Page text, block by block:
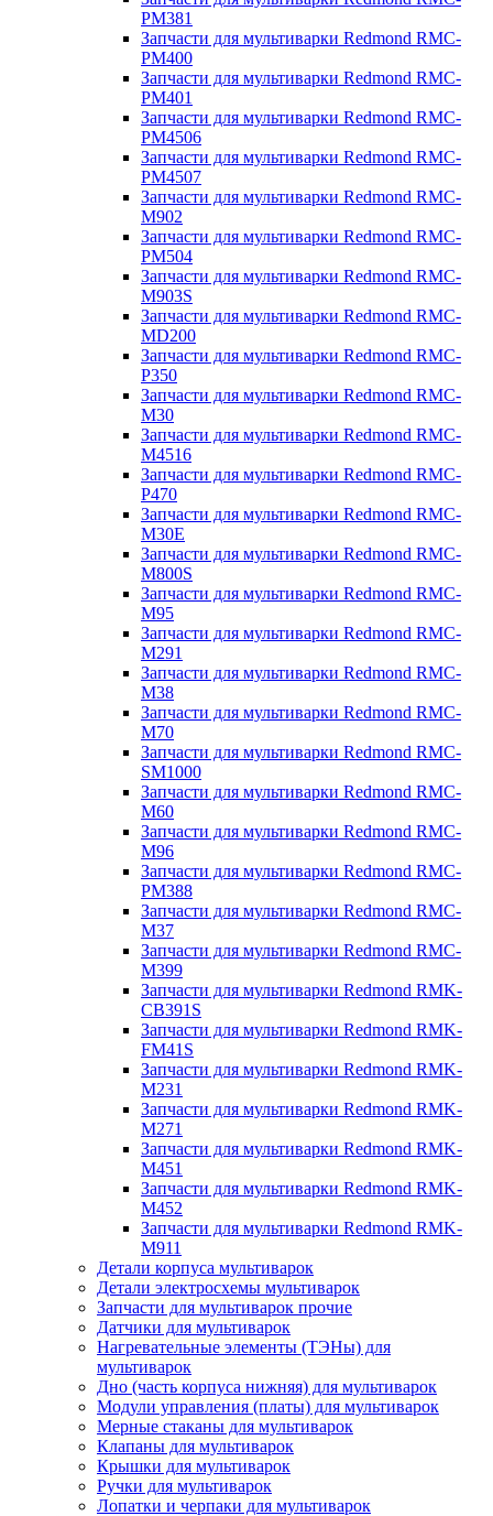
PM381
Запчасти для мультиварки Redmond RMC-
PM400
Запчасти для мультиварки Redmond RMC-
PM401
Запчасти для мультиварки Redmond RMC-
PM4506
Запчасти для мультиварки Redmond RMC-
PM4507
Запчасти для мультиварки Redmond RMC-
M902
Запчасти для мультиварки Redmond RMC-
PM504
Запчасти для мультиварки Redmond RMC-
M903S
Запчасти для мультиварки Redmond RMC-
MD200
Запчасти для мультиварки Redmond RMC-
P350
Запчасти для мультиварки Redmond RMC-
M30
Запчасти для мультиварки Redmond RMC-
M4516
Запчасти для мультиварки Redmond RMC-
P470
Запчасти для мультиварки Redmond RMC-
M30E
Запчасти для мультиварки Redmond RMC-
M800S
Запчасти для мультиварки Redmond RMC-
M95
Запчасти для мультиварки Redmond RMC-
M291
Запчасти для мультиварки Redmond RMC-
M38
Запчасти для мультиварки Redmond RMC-
M70
Запчасти для мультиварки Redmond RMC-
SM1000
Запчасти для мультиварки Redmond RMC-
M60
Запчасти для мультиварки Redmond RMC-
M96
Запчасти для мультиварки Redmond RMC-
PM388
Запчасти для мультиварки Redmond RMC-
M37
Запчасти для мультиварки Redmond RMC-
M399
Запчасти для мультиварки Redmond RMK-
CB391S
Запчасти для мультиварки Redmond RMK-
FM41S
Запчасти для мультиварки Redmond RMK-
M231
Запчасти для мультиварки Redmond RMK-
M271
Запчасти для мультиварки Redmond RMK-
M451
Запчасти для мультиварки Redmond RMK-
M452
Запчасти для мультиварки Redmond RMK-
M911
Детали корпуса мультиварок
Детали электросхемы мультиварок
Запчасти для мультиварок прочие
Датчики для мультиварок
Нагревательные элементы (ТЭНы) для
мультиварок
Дно (часть корпуса нижняя) для мультиварок
Модули управления (платы) для мультиварок
Мерные стаканы для мультиварок
Клапаны для мультиварок
Крышки для мультиварок
Ручки для мультиварок
Лопатки и черпаки для мультиварок